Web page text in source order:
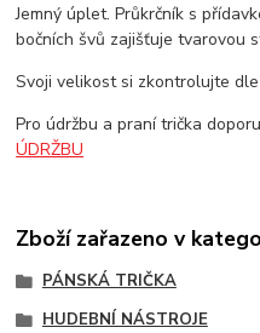
Jemný úplet. Průkrčník s
bočních švů zajišťuje tvarovou
Svoji velikost si zkontrolujte dle
Pro údržbu a praní trička
ÚDRŽBU
Zboží zařazeno v
PÁNSKÁ TRIČKA
HUDEBNÍ NÁSTROJE